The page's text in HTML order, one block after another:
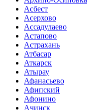
Асбест
Асерхово
Ассадулаево
Астапово
Астрахань
Атбасар
Аткарск
Атырау
Афанасьево
Афипский
Афонино
Ачинск